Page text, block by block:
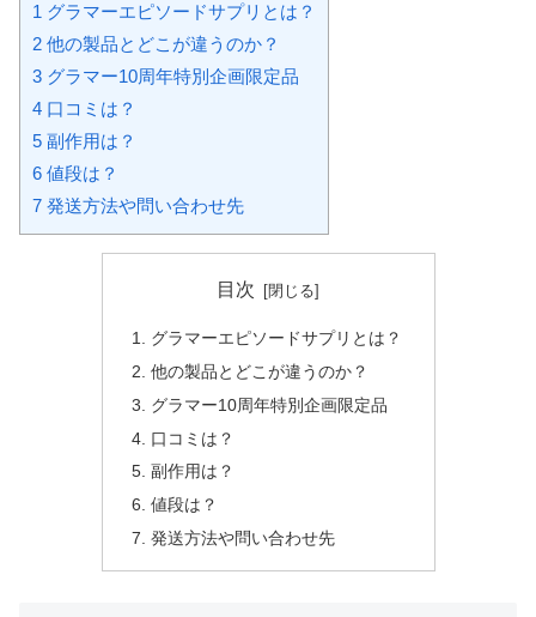
1 グラマーエピソードサプリとは？
2 他の製品とどこが違うのか？
3 グラマー10周年特別企画限定品
4 口コミは？
5 副作用は？
6 値段は？
7 発送方法や問い合わせ先
目次
グラマーエピソードサプリとは？
他の製品とどこが違うのか？
グラマー10周年特別企画限定品
口コミは？
副作用は？
値段は？
発送方法や問い合わせ先